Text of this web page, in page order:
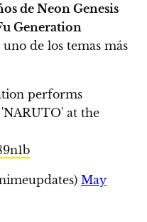
de Neon Genesis
Generation
uno de los temas más
performs
at the
May